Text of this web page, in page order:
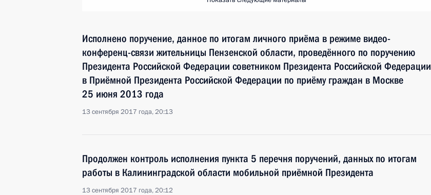
Исполнено поручение, данное по итогам личного приёма в режиме видео-
конференц-связи жительницы Пензенской области, проведённого по поручению
Президента Российской Федерации советником Президента Российской Федерации
в Приёмной Президента Российской Федерации по приёму граждан в Москве
25 июня 2013 года
13 сентября 2017 года, 20:13
Продолжен контроль исполнения пункта 5 перечня поручений, данных по итогам
работы в Калининградской области мобильной приёмной Президента
13 сентября 2017 года, 20:12